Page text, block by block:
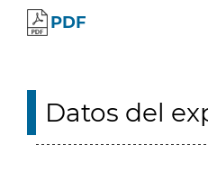
PDF
Datos del